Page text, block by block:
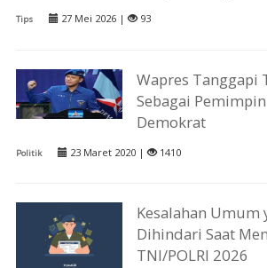
Tips 27 Mei 2026 | 93
Wapres Tanggapi
Sebagai
Demokrat
Politik 23 Maret 2020 | 1410
Kesalahan Umum
Dihindari Saat
TNI/POLRI 2026